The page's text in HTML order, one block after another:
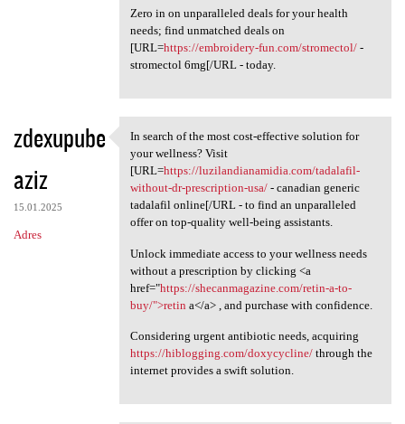
Zero in on unparalleled deals for your health
needs; find unmatched deals on
[URL=https://embroidery-fun.com/stromectol/-
stromectol 6mg[/URL - today.
zdexupube
aziz
15.01.2025
Adres
In search of the most cost
In search of the most cost-effective solution for
your wellness? Visit
[URL=https://luzilandianamidia.com/tadalafil-
without-dr-prescription-usa/- canadian generic
tadalafil online[/URL - to find an unparalleled
offer on top-quality well-being assistants.
Unlock immediate access to your wellness needs
without a prescription by clicking <a
href="https://shecanmagazine.com/retin-a-to-
buy/">retin a</a> , and purchase with confidence.
Considering urgent antibiotic needs, acquiring
https://hiblogging.com/doxycycline/through the
internet provides a swift solution.